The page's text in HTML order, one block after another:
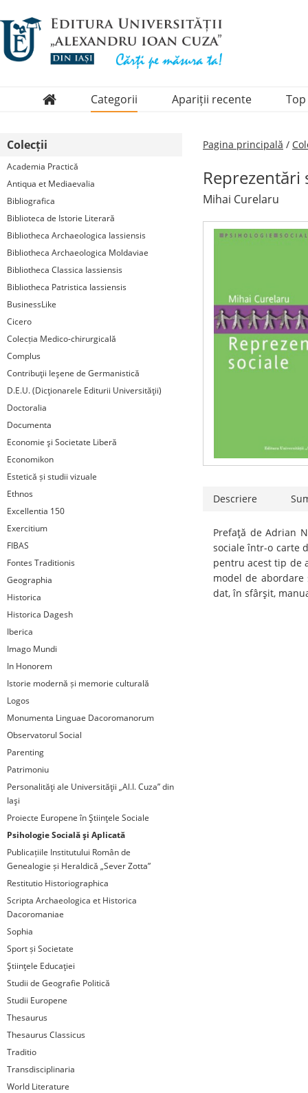
Categorii Apariții recente Top
Colecții
Academia Practică
Antiqua et Mediaevalia
Bibliografica
Biblioteca de Istorie Literară
Bibliotheca Archaeologica Iassiensis
Bibliotheca Archaeologica Moldaviae
Bibliotheca Classica Iassiensis
Bibliotheca Patristica Iassiensis
BusinessLike
Cicero
Colecția Medico-chirurgicală
Complus
Contribuţii Ieşene de Germanistică
D.E.U. (Dicţionarele Editurii Universităţii)
Doctoralia
Documenta
Economie şi Societate Liberă
Economikon
Estetică și studii vizuale
Ethnos
Excellentia 150
Exercitium
FIBAS
Fontes Traditionis
Geographia
Historica
Historica Dagesh
Iberica
Imago Mundi
In Honorem
Istorie modernă și memorie culturală
Logos
Monumenta Linguae Dacoromanorum
Observatorul Social
Parenting
Patrimoniu
Personalităţi ale Universităţii „Al.I. Cuza” din
Iaşi
Proiecte Europene în Ştiinţele Sociale
Psihologie Socială şi Aplicată
Publicațiile Institutului Român de
Genealogie și Heraldică „Sever Zotta”
Restitutio Historiographica
Scripta Archaeologica et Historica
Dacoromaniae
Sophia
Sport și Societate
Ştiinţele Educaţiei
Studii de Geografie Politică
Studii Europene
Thesaurus
Thesaurus Classicus
Traditio
Transdisciplinaria
World Literature
Pagina principală /
Reprezentări
Mihai Curelaru
Descriere
Prefaţă de Adrian
sociale într-o carte
pentru acest tip de
model de
dat, în sfârşit,